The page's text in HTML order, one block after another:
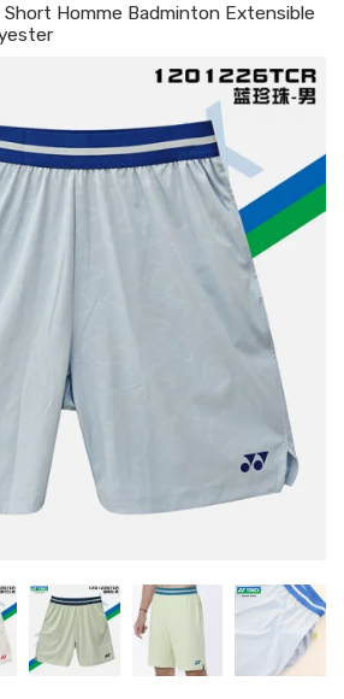
Short Homme Badminton Extensible